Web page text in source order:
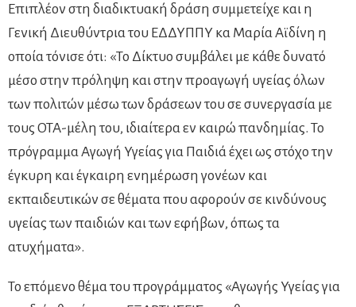
Επιπλέον στη διαδικτυακή δράση συμμετείχε και η
Γενική Διευθύντρια του ΕΔΔΥΠΠΥ κα Μαρία Αϊδίνη η
οποία τόνισε ότι: «Το Δίκτυο συμβάλει με κάθε δυνατό
μέσο στην πρόληψη και στην προαγωγή υγείας όλων
των πολιτών μέσω των δράσεων του σε συνεργασία με
τους ΟΤΑ-μέλη του, ιδιαίτερα εν καιρώ πανδημίας. Το
πρόγραμμα Αγωγή Υγείας για Παιδιά έχει ως στόχο την
έγκυρη και έγκαιρη ενημέρωση γονέων και
εκπαιδευτικών σε θέματα που αφορούν σε κινδύνους
υγείας των παιδιών και των εφήβων, όπως τα
ατυχήματα».
Το επόμενο θέμα του προγράμματος «Αγωγής Υγείας για